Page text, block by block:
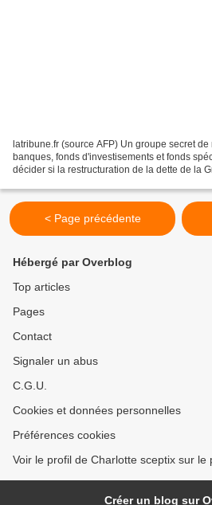
latribune.fr (source AFP) Un groupe secret
banques, fonds d'investisements et fonds
décider si la restructuration de la dette de la
< Page précédente
Hébergé par Overblog
Top articles
Pages
Contact
Signaler un abus
C.G.U.
Cookies et données personnelles
Préférences cookies
Voir le profil de Charlotte sceptix sur le
Créer un blog sur